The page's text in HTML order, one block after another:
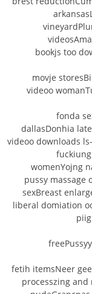
bookjs too
movje
videoo
fonda
dallasDonhia
videoo downloads
womenYojng
pussy massage
sexBreast
liberal domiation
fetih itemsNeer
processzing and